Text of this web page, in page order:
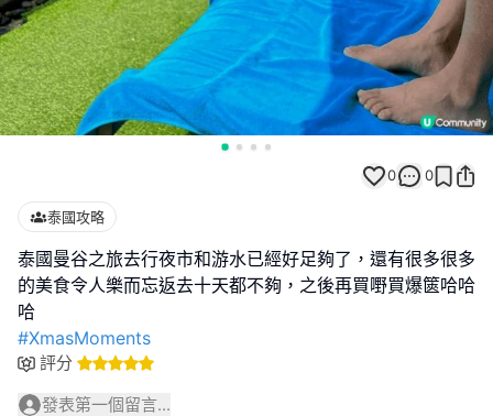
0 0
泰國攻略
泰國曼谷之旅去行夜市和游水已經好足夠了，還有很多很多
的美食令人樂而忘返去十天都不夠，之後再買嘢買爆篋哈哈
#XmasMoments
評分
發表第一個留言...